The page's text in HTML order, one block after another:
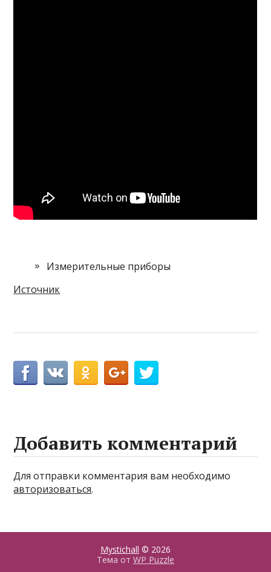
Измерительные приборы
Источник
Добавить комментарий
Для отправки комментария вам необходимо
авторизоваться.
Mystichall © 2026
Тема от WP Puzzle